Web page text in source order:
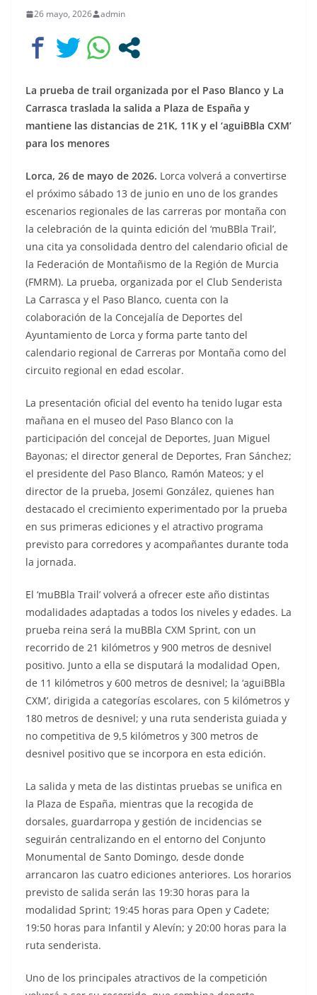
26 mayo, 2026 admin
La prueba de trail organizada por el Paso Blanco y La
Carrasca traslada la salida a Plaza de España y
mantiene las distancias de 21K, 11K y el ‘aguiBBla CXM’
para los menores
Lorca, 26 de mayo de 2026. Lorca volverá a convertirse
el próximo sábado 13 de junio en uno de los grandes
escenarios regionales de las carreras por montaña con
la celebración de la quinta edición del ‘muBBla Trail’,
una cita ya consolidada dentro del calendario oficial de
la Federación de Montañismo de la Región de Murcia
(FMRM). La prueba, organizada por el Club Senderista
La Carrasca y el Paso Blanco, cuenta con la
colaboración de la Concejalía de Deportes del
Ayuntamiento de Lorca y forma parte tanto del
calendario regional de Carreras por Montaña como del
circuito regional en edad escolar.
La presentación oficial del evento ha tenido lugar esta
mañana en el museo del Paso Blanco con la
participación del concejal de Deportes, Juan Miguel
Bayonas; el director general de Deportes, Fran Sánchez;
el presidente del Paso Blanco, Ramón Mateos; y el
director de la prueba, Josemi González, quienes han
destacado el crecimiento experimentado por la prueba
en sus primeras ediciones y el atractivo programa
previsto para corredores y acompañantes durante toda
la jornada.
El ‘muBBla Trail’ volverá a ofrecer este año distintas
modalidades adaptadas a todos los niveles y edades. La
prueba reina será la muBBla CXM Sprint, con un
recorrido de 21 kilómetros y 900 metros de desnivel
positivo. Junto a ella se disputará la modalidad Open,
de 11 kilómetros y 600 metros de desnivel; la ‘aguiBBla
CXM’, dirigida a categorías escolares, con 5 kilómetros y
180 metros de desnivel; y una ruta senderista guiada y
no competitiva de 9,5 kilómetros y 300 metros de
desnivel positivo que se incorpora en esta edición.
La salida y meta de las distintas pruebas se unifica en
la Plaza de España, mientras que la recogida de
dorsales, guardarropa y gestión de incidencias se
seguirán centralizando en el entorno del Conjunto
Monumental de Santo Domingo, desde donde
arrancaron las cuatro ediciones anteriores. Los horarios
previsto de salida serán las 19:30 horas para la
modalidad Sprint; 19:45 horas para Open y Cadete;
19:50 horas para Infantil y Alevín; y 20:00 horas para la
ruta senderista.
Uno de los principales atractivos de la competición